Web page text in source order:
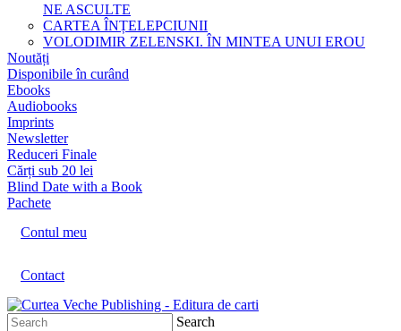
NE ASCULTE
CARTEA ÎNȚELEPCIUNII
VOLODIMIR ZELENSKI. ÎN MINTEA UNUI EROU
Noutăți
Disponibile în curând
Ebooks
Audiobooks
Imprints
Newsletter
Reduceri Finale
Cărți sub 20 lei
Blind Date with a Book
Pachete
Contul meu
Contact
Search